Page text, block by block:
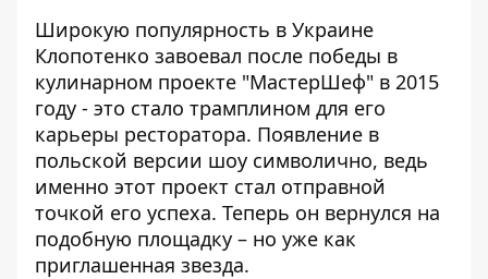
Широкую популярность в Украине
Клопотенко завоевал после победы в
кулинарном проекте "МастерШеф" в 2015
году - это стало трамплином для его
карьеры ресторатора. Появление в
польской версии шоу символично, ведь
именно этот проект стал отправной
точкой его успеха. Теперь он вернулся на
подобную площадку – но уже как
приглашенная звезда.